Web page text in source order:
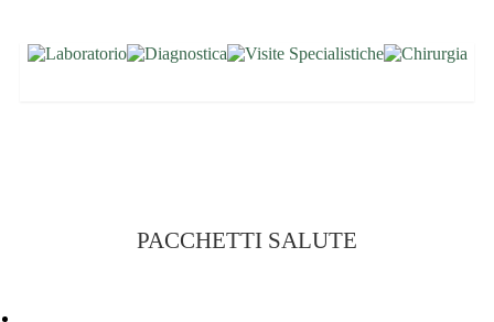
PACCHETTI SALUTE